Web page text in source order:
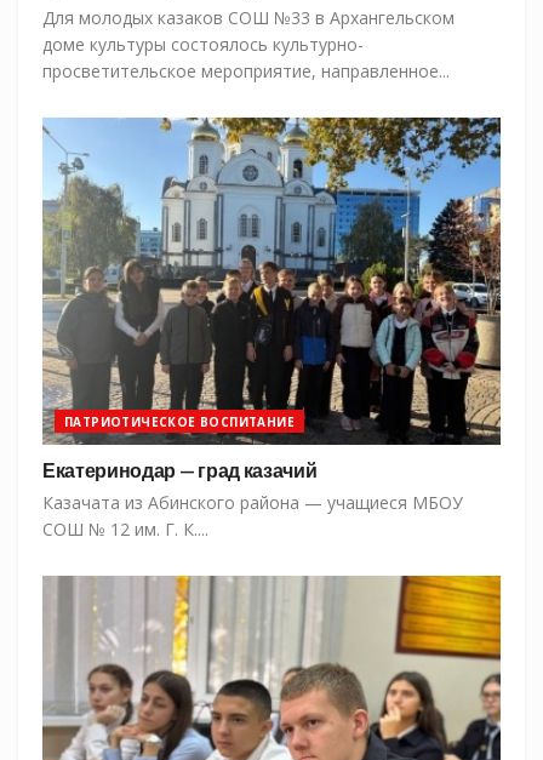
Для молодых казаков СОШ №33 в Архангельском
доме культуры состоялось культурно-
просветительское мероприятие, направленное...
ПАТРИОТИЧЕСКОЕ ВОСПИТАНИЕ
Екатеринодар — град казачий
Казачата из Абинского района — учащиеся МБОУ
СОШ № 12 им. Г. К....